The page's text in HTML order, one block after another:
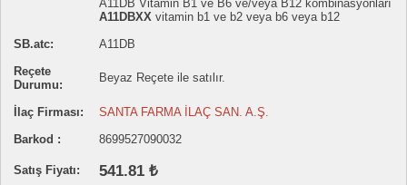
A11DB Vitamin B1 ve B6 ve/veya B12 kombinasyonları
A11DBXX vitamin b1 ve b2 veya b6 veya b12
SB.atc:
A11DB
Reçete
Durumu:
Beyaz Reçete ile satılır.
İlaç Firması:
SANTA FARMA İLAÇ SAN. A.Ş.
Barkod :
8699527090032
Satış Fiyatı: 541.81 ₺